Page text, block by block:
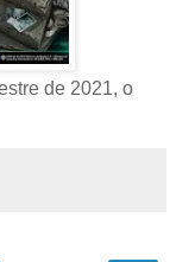
de 2021, o